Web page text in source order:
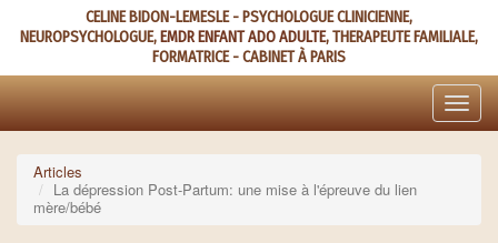
contenu
CELINE BIDON-LEMESLE - PSYCHOLOGUE CLINICIENNE,
NEUROPSYCHOLOGUE,EMDR ENFANT ADO ADULTE, THERAPEUTE FAMILIALE,
FORMATRICE - CABINET À PARIS
Toggle
Articles
La dépression Post-Partum: une mise à l'épreuve du lien
mère/bébé